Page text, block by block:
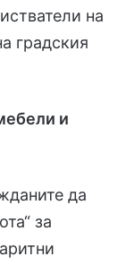
на
градския
и
да
за